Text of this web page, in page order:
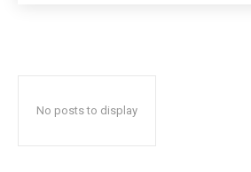
No posts to display